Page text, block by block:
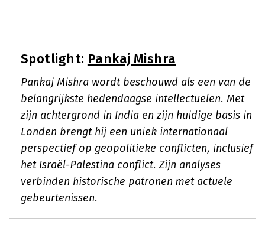
Spotlight: Pankaj Mishra
Pankaj Mishra wordt beschouwd als een van de
belangrijkste hedendaagse intellectuelen. Met
zijn achtergrond in India en zijn huidige basis in
Londen brengt hij een uniek internationaal
perspectief op geopolitieke conflicten, inclusief
het Israël-Palestina conflict. Zijn analyses
verbinden historische patronen met actuele
gebeurtenissen.